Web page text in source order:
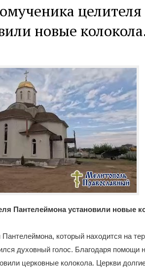
целителя
новые
Пантелеймона установили новые
который находится на
духовный голос. Благодаря помощи
церковные колокола. Церкви